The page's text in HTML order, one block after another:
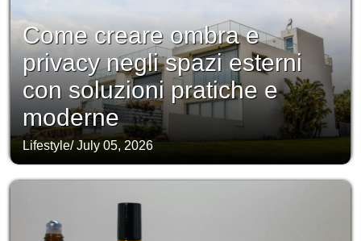
Come creare ombra e
privacy negli spazi esterni
con soluzioni pratiche e
moderne
Lifestyle/July 05, 2026